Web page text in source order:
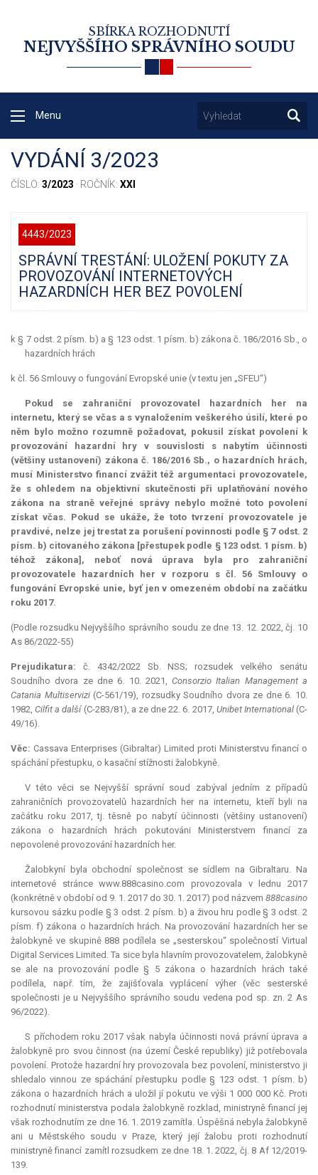
SBÍRKA ROZHODNUTÍ
NEJVYŠŠÍHO SPRÁVNÍHO SOUDU
Menu
VYDÁNÍ 3/2023
ČÍSLO: 3/2023 · ROČNÍK: XXI
4443/2023
SPRÁVNÍ TRESTÁNÍ: ULOŽENÍ POKUTY ZA
PROVOZOVÁNÍ INTERNETOVÝCH
HAZARDNÍCH HER BEZ POVOLENÍ
k § 7 odst. 2 písm. b) a § 123 odst. 1 písm. b) zákona č. 186/2016 Sb., o
hazardních hrách
k čl. 56 Smlouvy o fungování Evropské unie (v textu jen „SFEU“)
Pokud se zahraniční provozovatel hazardních her na
internetu, který se včas a s vynaložením veškerého úsilí, které po
něm bylo možno rozumně požadovat, pokusil získat povolení k
provozování hazardní hry v souvislosti s nabytím účinnosti
(většiny ustanovení) zákona č. 186/2016 Sb., o hazardních hrách,
musí Ministerstvo financí zvážit též argumentaci provozovatele,
že s ohledem na objektivní skutečnosti při uplatňování nového
zákona na straně veřejné správy nebylo možné toto povolení
získat včas. Pokud se ukáže, že toto tvrzení provozovatele je
pravdivé, nelze jej trestat za porušení povinnosti podle § 7 odst. 2
písm. b) citovaného zákona [přestupek podle § 123 odst. 1 písm. b)
téhož zákona], neboť nová úprava byla pro zahraniční
provozovatele hazardních her v rozporu s čl. 56 Smlouvy o
fungování Evropské unie, byť jen v omezeném období na začátku
roku 2017.
(Podle rozsudku Nejvyššího správního soudu ze dne 13. 12. 2022, čj. 10
As 86/2022-55)
Prejudikatura: č. 4342/2022 Sb. NSS; rozsudek velkého senátu
Soudního dvora ze dne 6. 10. 2021,Consorzio Italian Management a
Catania Multiservizi(C-561/19), rozsudky Soudního dvora ze dne 6. 10.
1982,Cilfit a další(C-283/81), a ze dne 22. 6. 2017, Unibet International(C-
49/16).
Věc: Cassava Enterprises (Gibraltar) Limited proti Ministerstvu financí o
spáchání přestupku, o kasační stížnosti žalobkyně.
V této věci se Nejvyšší správní soud zabýval jedním z případů
zahraničních provozovatelů hazardních her na internetu, kteří byli na
začátku roku 2017, tj. těsně po nabytí účinnosti (většiny ustanovení)
zákona o hazardních hrách pokutováni Ministerstvem financí za
nepovolené provozování hazardních her.
Žalobkyní byla obchodní společnost se sídlem na Gibraltaru. Na
internetové stránce www.888casino.com provozovala v lednu 2017
(konkrétně v období od 9. 1. 2017 do 30. 1. 2017) pod názvem 888casino
kursovou sázku podle § 3 odst. 2 písm. b) a živou hru podle § 3 odst. 2
písm. f) zákona o hazardních hrách. Na provozování hazardních her se
žalobkyně ve skupině 888 podílela se „sesterskou“ společností Virtual
Digital Services Limited. Ta sice byla hlavním provozovatelem, žalobkyně
se ale na provozování podle § 5 zákona o hazardních hrách také
podílela, např. tím, že zajišťovala vyplácení výher (věc sesterské
společnosti je u Nejvyššího správního soudu vedena pod sp. zn. 2 As
96/2022).
S příchodem roku 2017 však nabyla účinnosti nová právní úprava a
žalobkyně pro svou činnost (na území České republiky) již potřebovala
povolení. Protože hazardní hry provozovala bez povolení, ministerstvo ji
shledalo vinnou ze spáchání přestupku podle § 123 odst. 1 písm. b)
zákona o hazardních hrách a uložil jí pokutu ve výši 1 000 000 Kč. Proti
rozhodnutí ministerstva podala žalobkyně rozklad, ministryně financí jej
však rozhodnutím ze dne 16. 1. 2019 zamítla. Úspěšná nebyla žalobkyně
ani u Městského soudu v Praze, který její žalobu proti rozhodnutí
ministryně financí zamítl rozsudkem ze dne 18. 1. 2022, čj. 8 Af 12/2019-
139.